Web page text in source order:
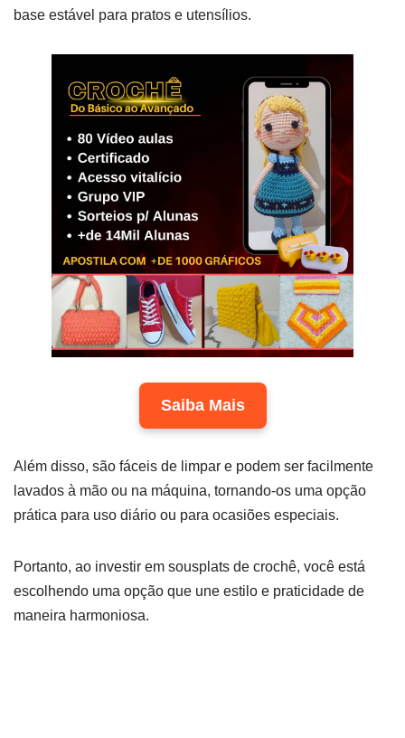
base estável para pratos e utensílios.
Saiba Mais
Além disso, são fáceis de limpar e podem ser facilmente
lavados à mão ou na máquina, tornando-os uma opção
prática para uso diário ou para ocasiões especiais.
Portanto, ao investir em sousplats de crochê, você está
escolhendo uma opção que une estilo e praticidade de
maneira harmoniosa.